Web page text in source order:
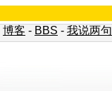
博客 - BBS - 我说两句